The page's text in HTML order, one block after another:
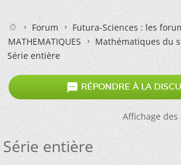
Forum
Futura-Sciences : les
MATHEMATIQUES
Mathématiques du
Série entière
 RÉPONDRE À LA
Affichage
Série entière